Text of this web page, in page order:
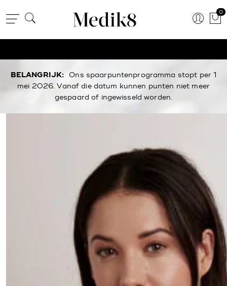
0
BELANGRIJK:
Ons spaarpuntenprogramma stopt per 1
mei 2026. Vanaf die datum kunnen punten niet meer
gespaard of ingewisseld worden.